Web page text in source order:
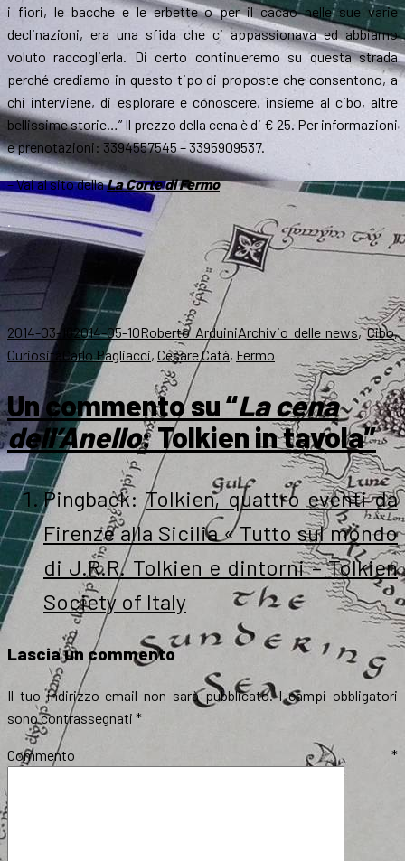
i fiori, le bacche e le erbette o per il cacao nelle sue varie
declinazioni, era una sfida che ci appassionava ed abbiamo
voluto raccoglierla. Di certo continueremo su questa strada
perché crediamo in questo tipo di proposte che consentono, a
chi interviene, di esplorare e conoscere, insieme al cibo, altre
bellissime storie…” Il prezzo della cena è di € 25. Per informazioni
e prenotazioni: 3394557545 – 3395909537.
– Vai al sito dellaLa Corte di Fermo
.
Scritto
il
2014-03-162014-05-10Autore
Roberto ArduiniCategorie
Archivio delle news,Cibo,
Curiosità Tag
Carlo Pagliacci, Cesare Catà, Fermo
Un commento su “La cena
dell’Anello: Tolkien in tavola”
Pingback:Tolkien, quattro eventi da
Firenze alla Sicilia « Tutto sul mondo
di J.R.R. Tolkien e dintorni – Tolkien
Society of Italy
Lascia un commento
Il tuo indirizzo email non sarà pubblicato. I campi obbligatori
sono contrassegnati *
Commento *